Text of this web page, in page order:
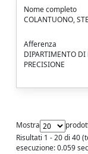
Nome completo
COLANTUONO,
Afferenza
DIPARTIMENTO
PRECISIONE
Mostra
Risultati 1 - 20 di 40
esecuzione: 0.059